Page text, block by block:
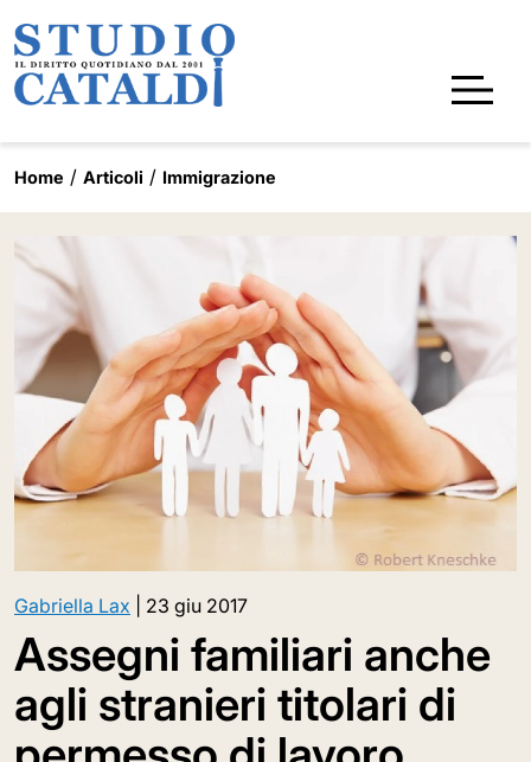
Home Articoli Immigrazione
Gabriella Lax 23 giu 2017
Assegni familiari anche
agli stranieri titolari di